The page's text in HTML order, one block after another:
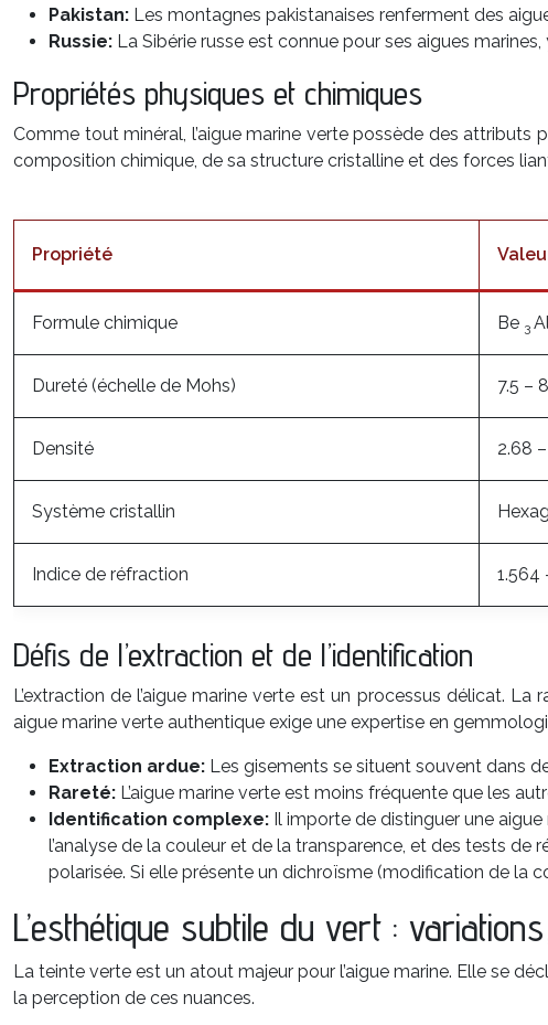
Pakistan: Les montagnes pakistanaises renferment des
Russie: La Sibérie russe est connue pour ses aigues
Propriétés physiques et chimiques
Comme tout minéral, l’aigue marine verte possède des
composition chimique, de sa structure cristalline et des forces
Propriété
Formule chimique Be 3
Dureté (échelle de Mohs) 7.5 – 8
Densité 2.68
Système cristallin
Indice de réfraction 1.564
Défis de l’extraction et de l’identification
L’extraction de l’aigue marine verte est un processus délicat. La
aigue marine verte authentique exige une expertise en
Extraction ardue: Les gisements se situent souvent dans
Rareté: L’aigue marine verte est moins fréquente que les
Identification complexe: Il importe de distinguer une
l’analyse de la couleur et de la transparence, et des tests
polarisée. Si elle présente un dichroïsme (modification de la
L’esthétique subtile du vert :
La teinte verte est un atout majeur pour l’aigue marine. Elle se
la perception de ces nuances.